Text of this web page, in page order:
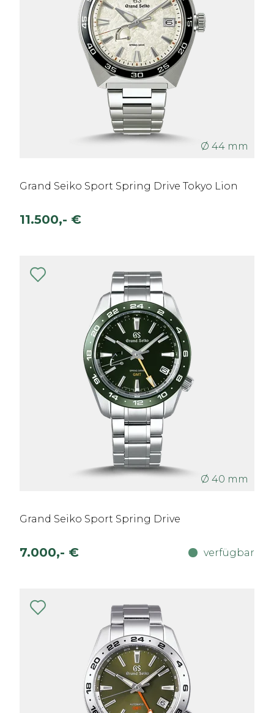
Ø 44 mm
Grand Seiko Sport Spring Drive Tokyo Lion
11.500,- €
Ø 40 mm
Grand Seiko Sport Spring Drive
7.000,- € verfügbar